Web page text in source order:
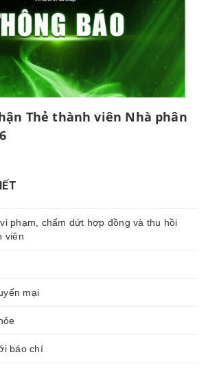
Thẻ thành viên Nhà phân
phạm, chấm dứt hợp đồng và thu hồi
viên
mại
báo chí